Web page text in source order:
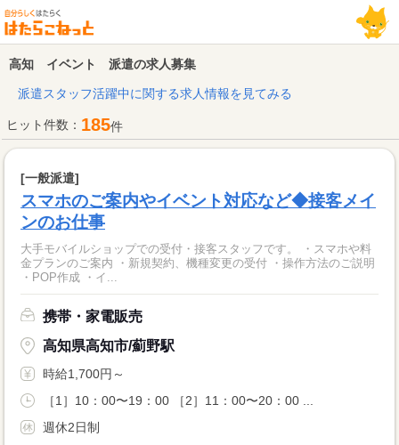
高知 イベント 派遣の求人募集
派遣スタッフ活躍中に関する求人情報を見てみる
ヒット件数： 185件
[一般派遣]
スマホのご案内やイベント対応など◆接客メイ
ンのお仕事
大手モバイルショップでの受付・接客スタッフです。 ・スマホや料
金プランのご案内 ・新規契約、機種変更の受付 ・操作方法のご説明
・POP作成 ・イ...
携帯・家電販売
高知県高知市/薊野駅
時給1,700円～
［1］10：00〜19：00 ［2］11：00〜20：00 ...
週休2日制